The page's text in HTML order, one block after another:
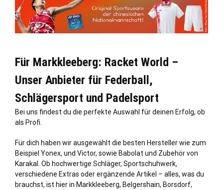
Für Markkleeberg: Racket World –
Unser Anbieter für Federball,
Schlägersport und Padelsport
Bei uns findest du die perfekte Auswahl für deinen Erfolg, ob
als Profi.
Für dich haben wir ausgewählt die besten Hersteller wie zum
Beispiel Yonex, und Victor, sowie Babolat und Zubehör von
Karakal. Ob hochwertige Schläger, Sportschuhwerk,
verschiedene Extras oder ergänzende Artikel – alles, was du
brauchst, ist hier in Markkleeberg, Belgershain, Borsdorf,